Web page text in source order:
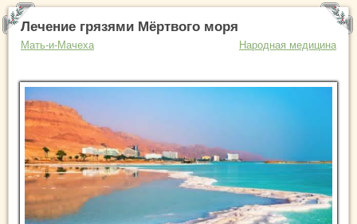
Лечение грязями Мёртвого моря
Мать-и-Мачеха Народная медицина